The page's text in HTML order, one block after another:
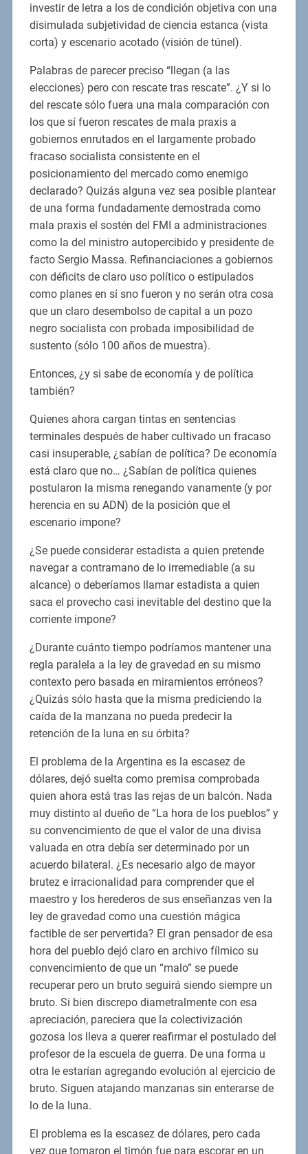
investir de letra a los de condición objetiva con una
disimulada subjetividad de ciencia estanca (vista
corta) y escenario acotado (visión de túnel).
Palabras de parecer preciso “llegan (a las
elecciones) pero con rescate tras rescate”. ¿Y si lo
del rescate sólo fuera una mala comparación con
los que sí fueron rescates de mala praxis a
gobiernos enrutados en el largamente probado
fracaso socialista consistente en el
posicionamiento del mercado como enemigo
declarado? Quizás alguna vez sea posible plantear
de una forma fundadamente demostrada como
mala praxis el sostén del FMI a administraciones
como la del ministro autopercibido y presidente de
facto Sergio Massa. Refinanciaciones a gobiernos
con déficits de claro uso político o estipulados
como planes en sí sno fueron y no serán otra cosa
que un claro desembolso de capital a un pozo
negro socialista con probada imposibilidad de
sustento (sólo 100 años de muestra).
Entonces, ¿y si sabe de economía y de política
también?
Quienes ahora cargan tintas en sentencias
terminales después de haber cultivado un fracaso
casi insuperable, ¿sabían de política? De economía
está claro que no… ¿Sabían de política quienes
postularon la misma renegando vanamente (y por
herencia en su ADN) de la posición que el
escenario impone?
¿Se puede considerar estadista a quien pretende
navegar a contramano de lo irremediable (a su
alcance) o deberíamos llamar estadista a quien
saca el provecho casi inevitable del destino que la
corriente impone?
¿Durante cuánto tiempo podríamos mantener una
regla paralela a la ley de gravedad en su mismo
contexto pero basada en miramientos erróneos?
¿Quizás sólo hasta que la misma prediciendo la
caída de la manzana no pueda predecir la
retención de la luna en su órbita?
El problema de la Argentina es la escasez de
dólares, dejó suelta como premisa comprobada
quien ahora está tras las rejas de un balcón. Nada
muy distinto al dueño de “La hora de los pueblos” y
su convencimiento de que el valor de una divisa
valuada en otra debía ser determinado por un
acuerdo bilateral. ¿Es necesario algo de mayor
brutez e irracionalidad para comprender que el
maestro y los herederos de sus enseñanzas ven la
ley de gravedad como una cuestión mágica
factible de ser pervertida? El gran pensador de esa
hora del pueblo dejó claro en archivo fílmico su
convencimiento de que un “malo” se puede
recuperar pero un bruto seguirá siendo siempre un
bruto. Si bien discrepo diametralmente con esa
apreciación, pareciera que la colectivización
gozosa los lleva a querer reafirmar el postulado del
profesor de la escuela de guerra. De una forma u
otra le estarían agregando evolución al ejercicio de
bruto. Siguen atajando manzanas sin enterarse de
lo de la luna.
El problema es la escasez de dólares, pero cada
vez que tomaron el timón fue para escorar en un